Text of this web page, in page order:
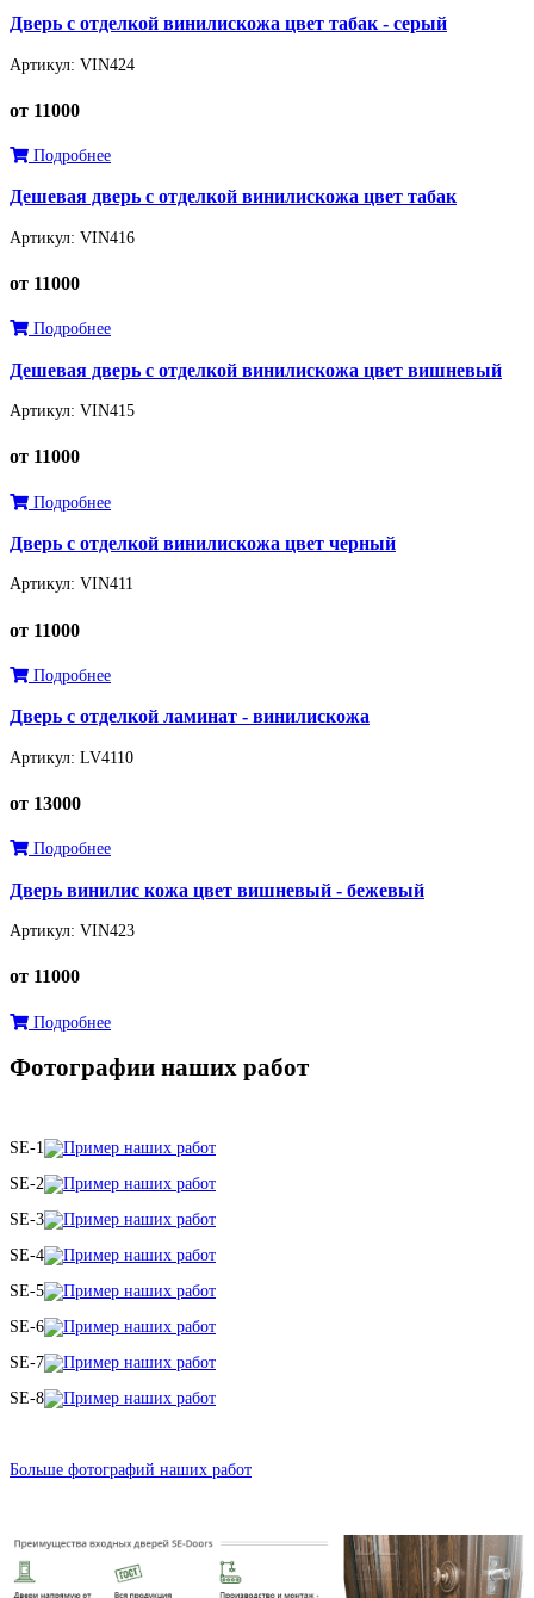
Дверь с отделкой винилискожа цвет табак - серый
Артикул: VIN424
от 11000
Подробнее
Дешевая дверь с отделкой винилискожа цвет табак
Артикул: VIN416
от 11000
Подробнее
Дешевая дверь с отделкой винилискожа цвет вишневый
Артикул: VIN415
от 11000
Подробнее
Дверь с отделкой винилискожа цвет черный
Артикул: VIN411
от 11000
Подробнее
Дверь с отделкой ламинат - винилискожа
Артикул: LV4110
от 13000
Подробнее
Дверь винилис кожа цвет вишневый - бежевый
Артикул: VIN423
от 11000
Подробнее
Фотографии наших работ
SE-1
SE-2
SE-3
SE-4
SE-5
SE-6
SE-7
SE-8
Больше фотографий наших работ